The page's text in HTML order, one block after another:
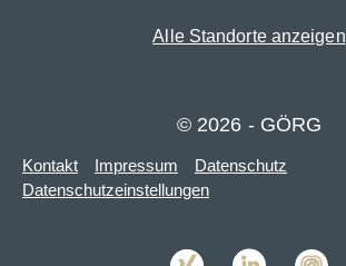
Alle Standorte anzeigen
© 2026 - GÖRG
Kontakt Impressum
Datenschutz
Datenschutzeinstellungen